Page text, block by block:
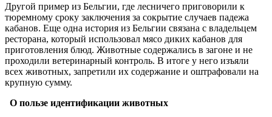
Другой пример из Бельгии, где лесничего приговорили к
тюремному сроку заключения за сокрытие случаев падежа
кабанов. Еще одна история из Бельгии связана с владельцем
ресторана, который использовал мясо диких кабанов для
приготовления блюд. Животные содержались в загоне и не
проходили ветеринарный контроль. В итоге у него изъяли
всех животных, запретили их содержание и оштрафовали на
крупную сумму.
О пользе идентификации животных